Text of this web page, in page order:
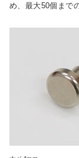
め、最大50個まで